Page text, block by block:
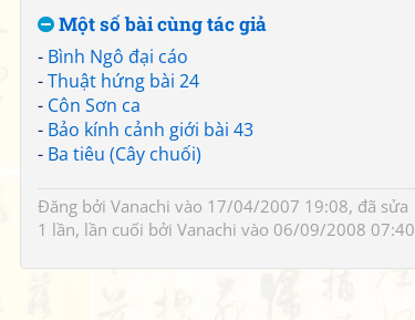
Một số bài cùng tác giả
- Bình Ngô đại cáo
-Thuật hứng bài 24
- Côn Sơn ca
- Bảo kính cảnh giới bài 43
- Ba tiêu (Cây chuối)
Đăng bởi Vanachi vào 17/04/2007 19:08, đã sửa
1 lần, lần cuối bởi Vanachi vào 06/09/2008 07:40